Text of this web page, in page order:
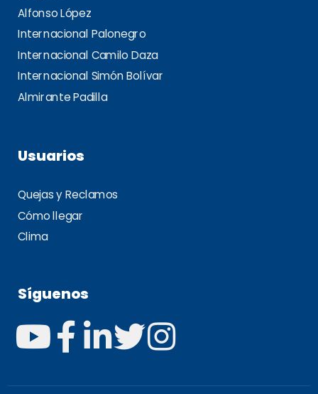
Alfonso López
Internacional Palonegro
Internacional Camilo Daza
Internacional Simón Bolívar
Almirante Padilla
Usuarios
Quejas y Reclamos
Cómo llegar
Clima
Síguenos